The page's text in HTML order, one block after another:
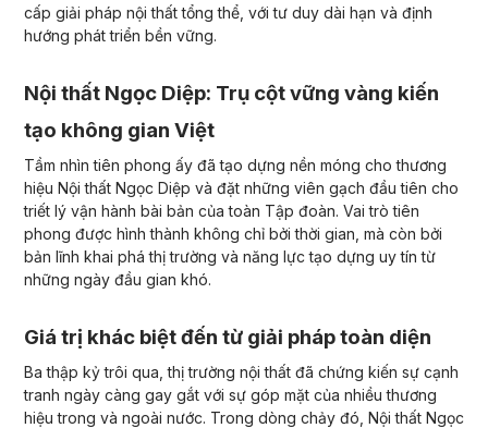
cấp giải pháp nội thất tổng thể, với tư duy dài hạn và định
hướng phát triển bền vững.
Nội thất Ngọc Diệp: Trụ cột vững vàng kiến
tạo không gian Việt
Tầm nhìn tiên phong ấy đã tạo dựng nền móng cho thương
hiệu Nội thất Ngọc Diệp và đặt những viên gạch đầu tiên cho
triết lý vận hành bài bản của toàn Tập đoàn. Vai trò tiên
phong được hình thành không chỉ bởi thời gian, mà còn bởi
bản lĩnh khai phá thị trường và năng lực tạo dựng uy tín từ
những ngày đầu gian khó.
Giá trị khác biệt đến từ giải pháp toàn diện
Ba thập kỷ trôi qua, thị trường nội thất đã chứng kiến sự cạnh
tranh ngày càng gay gắt với sự góp mặt của nhiều thương
hiệu trong và ngoài nước. Trong dòng chảy đó, Nội thất Ngọc